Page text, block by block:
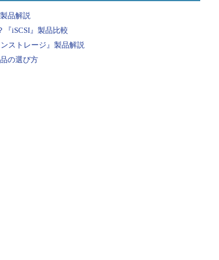
品解説
『iSCSI』製品比較
ストレージ』製品解説
の選び方